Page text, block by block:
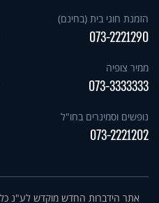
הזמנת חוגי בית (בחינם)
073-2221290
ממיר צופיה
073-3333333
נופשים וסמינרים בחו"ל
073-2221202
אתר הידברות החדש מוקדש לע"נ